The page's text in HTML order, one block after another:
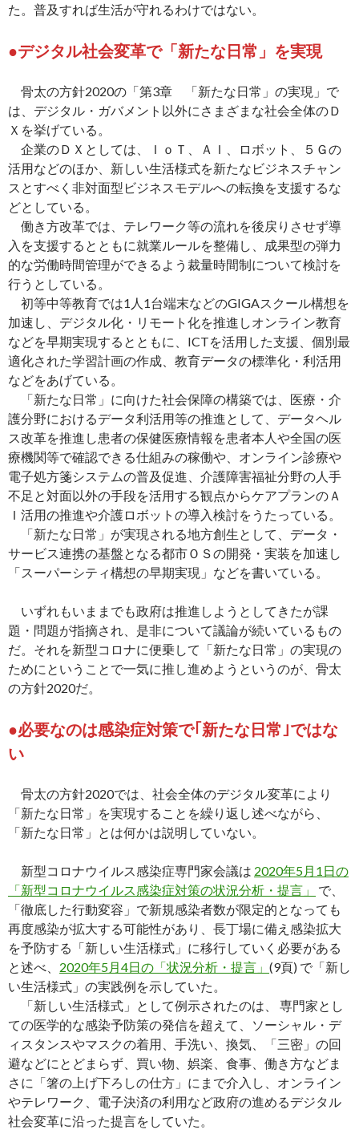
た。普及すれば生活が守れるわけではない。
●デジタル社会変革で「新たな日常」を実現
骨太の方針2020の「第3章 「新たな日常」の実現」で
は、デジタル・ガバメント以外にさまざまな社会全体のＤ
Ｘを挙げている。
企業のＤＸとしては、ＩｏＴ、ＡＩ、ロボット、５Ｇの
活用などのほか、新しい生活様式を新たなビジネスチャン
スとすべく非対面型ビジネスモデルへの転換を支援するな
どとしている。
働き方改革では、テレワーク等の流れを後戻りさせず導
入を支援するとともに就業ルールを整備し、成果型の弾力
的な労働時間管理ができるよう裁量時間制について検討を
行うとしている。
初等中等教育では1人1台端末などのGIGAスクール構想を
加速し、デジタル化・リモート化を推進しオンライン教育
などを早期実現するとともに、ICTを活用した支援、個別最
適化された学習計画の作成、教育データの標準化・利活用
などをあげている。
「新たな日常」に向けた社会保障の構築では、医療・介
護分野におけるデータ利活用等の推進として、データヘル
ス改革を推進し患者の保健医療情報を患者本人や全国の医
療機関等で確認できる仕組みの稼働や、オンライン診療や
電子処方箋システムの普及促進、介護障害福祉分野の人手
不足と対面以外の手段を活用する観点からケアプランのＡ
Ｉ活用の推進や介護ロボットの導入検討をうたっている。
「新たな日常」が実現される地方創生として、データ・
サービス連携の基盤となる都市ＯＳの開発・実装を加速し
「スーパーシティ構想の早期実現」などを書いている。
いずれもいままでも政府は推進しようとしてきたが課
題・問題が指摘され、是非について議論が続いているもの
だ。それを新型コロナに便乗して「新たな日常」の実現の
ためにということで一気に推し進めようというのが、骨太
の方針2020だ。
●必要なのは感染症対策で｢新たな日常｣ではな
い
骨太の方針2020では、社会全体のデジタル変革により
「新たな日常」を実現することを繰り返し述べながら、
「新たな日常」とは何かは説明していない。
新型コロナウイルス感染症専門家会議は 2020年5月1日の
「新型コロナウイルス感染症対策の状況分析・提言」
で、
「徹底した行動変容」で新規感染者数が限定的となっても
再度感染が拡大する可能性があり、長丁場に備え感染拡大
を予防する「新しい生活様式」に移行していく必要がある
と述べ、 2020年5月4日の「状況分析・提言」 (9頁) で「新し
い生活様式」の実践例を示していた。
「新しい生活様式」として例示されたのは、 専門家とし
ての医学的な感染予防策の発信を超えて、ソーシャル・デ
ィスタンスやマスクの着用、手洗い、換気、「三密」の回
避などにとどまらず、買い物、娯楽、食事、働き方などま
さに「箸の上げ下ろしの仕方」にまで介入し、オンライン
やテレワーク、電子決済の利用など政府の進めるデジタル
社会変革に沿った提言をしていた。